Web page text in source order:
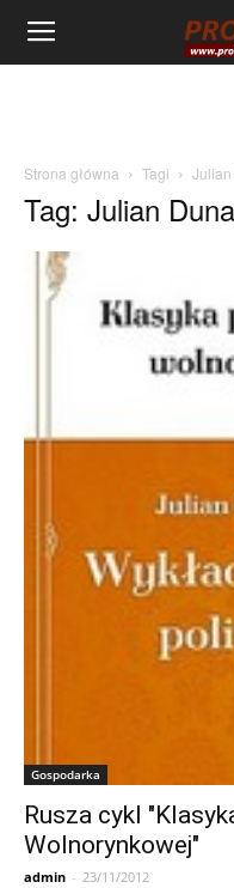
Strona główna Tagi
Tag: Julian
Gospodarka
Rusza cykl
Wolnorynkowej"
admin - 23/11/2012